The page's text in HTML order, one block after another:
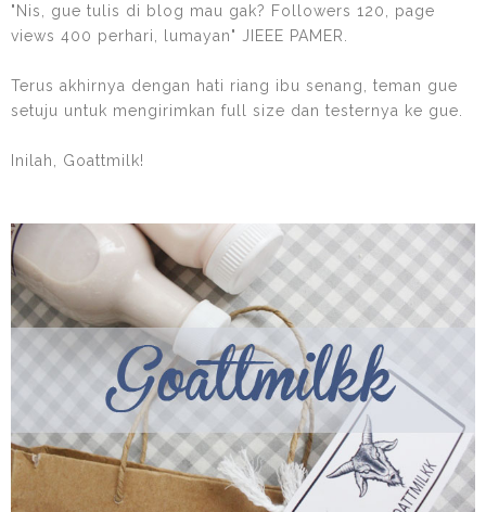
"Nis, gue tulis di blog mau gak? Followers 120, page
views 400 perhari, lumayan" JIEEE PAMER.
Terus akhirnya dengan hati riang ibu senang, teman gue
setuju untuk mengirimkan full size dan testernya ke gue.
Inilah, Goattmilk!